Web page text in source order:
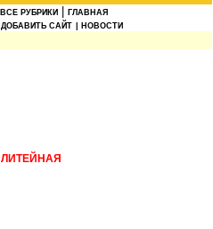
ВСЕ РУБРИКИ
ГЛАВНАЯ
ДОБАВИТЬ САЙТ | НОВОСТИ
ЛИТЕЙНАЯ